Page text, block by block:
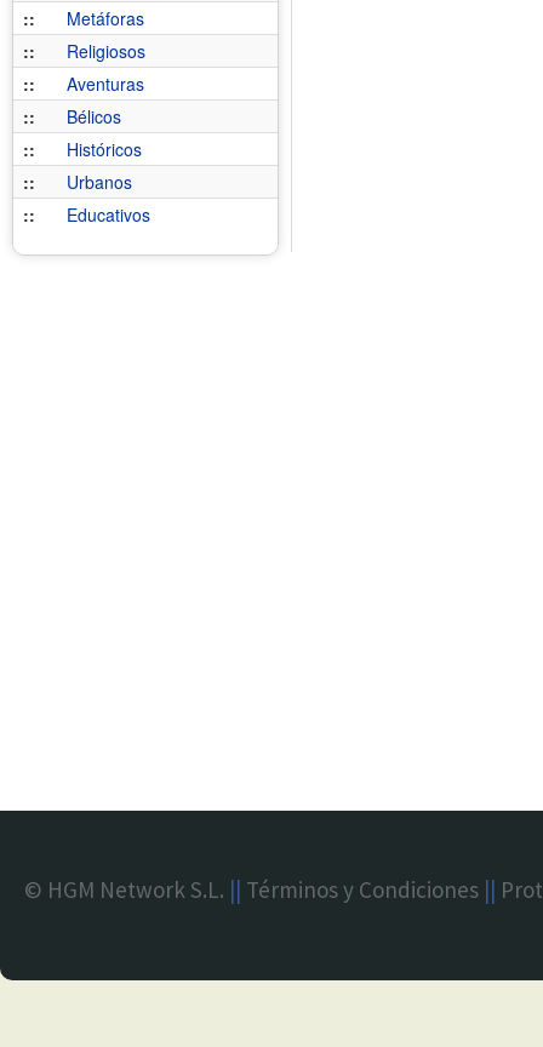
::
Metáforas
::
Religiosos
::
Aventuras
::
Bélicos
::
Históricos
::
Urbanos
::
Educativos
© HGM Network S.L. || Términos y Condiciones ||